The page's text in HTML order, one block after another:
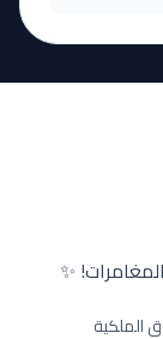
✨
الملكية